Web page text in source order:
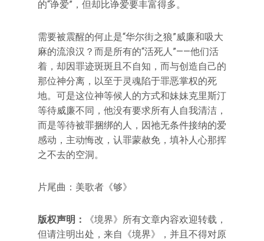
的“诤爱”，但却比诤爱要丰富得多。
需要被震醒的何止是“华尔街之狼”威廉和吸大
麻的流浪汉？而是所有的“活死人”——他们活
着，却因罪迹斑斑且不自知，而与创造自己的
那位神分离，以至于灵魂陷于罪恶掌权的死
地。可是这位神等候人的方式和妹妹克里斯汀
等待威廉不同，他没有要求所有人自我清洁，
而是等待被罪捆绑的人，因祂无条件接纳的爱
感动，主动悔改，认罪蒙赦免，填补人心那挥
之不去的空洞。
片尾曲：美歌者《够》
版权声明：
《境界》所有文章内容欢迎转载，
但请注明出处，来自《境界》，并且不得对原